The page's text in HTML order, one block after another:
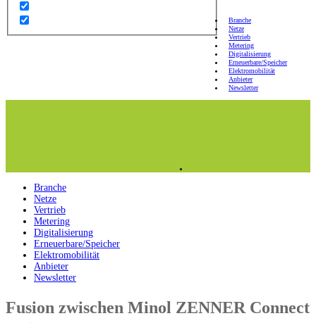
Branche
Netze
Vertrieb
Metering
Digitalisierung
Erneuerbare/Speicher
Elektromobilität
Anbieter
Newsletter
Branche
Netze
Vertrieb
Metering
Digitalisierung
Erneuerbare/Speicher
Elektromobilität
Anbieter
Newsletter
Fusion zwischen Minol ZENNER Connect